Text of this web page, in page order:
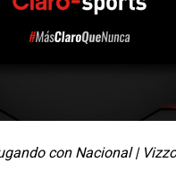
con Nacional |